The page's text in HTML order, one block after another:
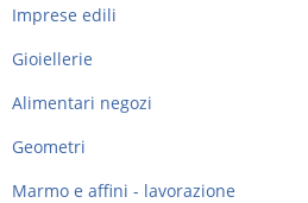
Imprese edili
Gioiellerie
Alimentari negozi
Geometri
Marmo e affini - lavorazione